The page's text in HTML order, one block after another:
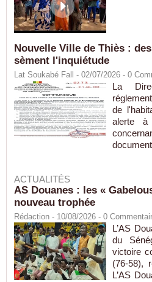
Nouvelle Ville de Thiès :
sèment l'inquiétude
Lat Soukabé Fall - 02/07/2026 - 0
La
de
alerte à
ACTUALITÉS
AS Douanes : les «
nouveau trophée
Rédaction - 10/08/2026 - 0
L’AS
du
victoire
(76-58),
L’AS